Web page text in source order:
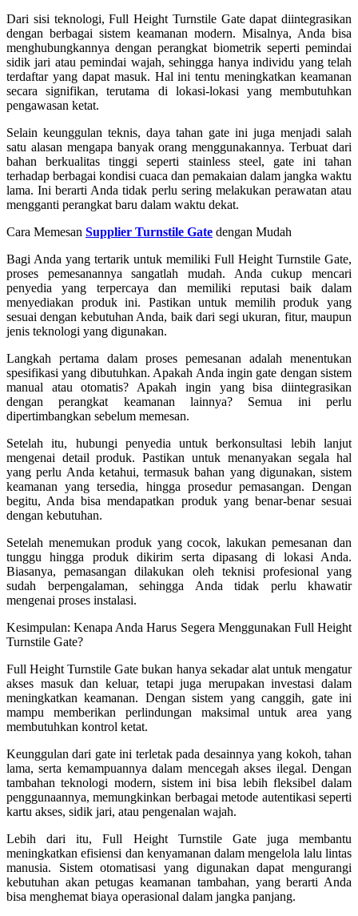
Dari sisi teknologi, Full Height Turnstile Gate dapat diintegrasikan
dengan berbagai sistem keamanan modern. Misalnya, Anda bisa
menghubungkannya dengan perangkat biometrik seperti pemindai
sidik jari atau pemindai wajah, sehingga hanya individu yang telah
terdaftar yang dapat masuk. Hal ini tentu meningkatkan keamanan
secara signifikan, terutama di lokasi-lokasi yang membutuhkan
pengawasan ketat.
Selain keunggulan teknis, daya tahan gate ini juga menjadi salah
satu alasan mengapa banyak orang menggunakannya. Terbuat dari
bahan berkualitas tinggi seperti stainless steel, gate ini tahan
terhadap berbagai kondisi cuaca dan pemakaian dalam jangka waktu
lama. Ini berarti Anda tidak perlu sering melakukan perawatan atau
mengganti perangkat baru dalam waktu dekat.
Cara Memesan Supplier Turnstile Gate dengan Mudah
Bagi Anda yang tertarik untuk memiliki Full Height Turnstile Gate,
proses pemesanannya sangatlah mudah. Anda cukup mencari
penyedia yang terpercaya dan memiliki reputasi baik dalam
menyediakan produk ini. Pastikan untuk memilih produk yang
sesuai dengan kebutuhan Anda, baik dari segi ukuran, fitur, maupun
jenis teknologi yang digunakan.
Langkah pertama dalam proses pemesanan adalah menentukan
spesifikasi yang dibutuhkan. Apakah Anda ingin gate dengan sistem
manual atau otomatis? Apakah ingin yang bisa diintegrasikan
dengan perangkat keamanan lainnya? Semua ini perlu
dipertimbangkan sebelum memesan.
Setelah itu, hubungi penyedia untuk berkonsultasi lebih lanjut
mengenai detail produk. Pastikan untuk menanyakan segala hal
yang perlu Anda ketahui, termasuk bahan yang digunakan, sistem
keamanan yang tersedia, hingga prosedur pemasangan. Dengan
begitu, Anda bisa mendapatkan produk yang benar-benar sesuai
dengan kebutuhan.
Setelah menemukan produk yang cocok, lakukan pemesanan dan
tunggu hingga produk dikirim serta dipasang di lokasi Anda.
Biasanya, pemasangan dilakukan oleh teknisi profesional yang
sudah berpengalaman, sehingga Anda tidak perlu khawatir
mengenai proses instalasi.
Kesimpulan: Kenapa Anda Harus Segera Menggunakan Full Height
Turnstile Gate?
Full Height Turnstile Gate bukan hanya sekadar alat untuk mengatur
akses masuk dan keluar, tetapi juga merupakan investasi dalam
meningkatkan keamanan. Dengan sistem yang canggih, gate ini
mampu memberikan perlindungan maksimal untuk area yang
membutuhkan kontrol ketat.
Keunggulan dari gate ini terletak pada desainnya yang kokoh, tahan
lama, serta kemampuannya dalam mencegah akses ilegal. Dengan
tambahan teknologi modern, sistem ini bisa lebih fleksibel dalam
penggunaannya, memungkinkan berbagai metode autentikasi seperti
kartu akses, sidik jari, atau pengenalan wajah.
Lebih dari itu, Full Height Turnstile Gate juga membantu
meningkatkan efisiensi dan kenyamanan dalam mengelola lalu lintas
manusia. Sistem otomatisasi yang digunakan dapat mengurangi
kebutuhan akan petugas keamanan tambahan, yang berarti Anda
bisa menghemat biaya operasional dalam jangka panjang.